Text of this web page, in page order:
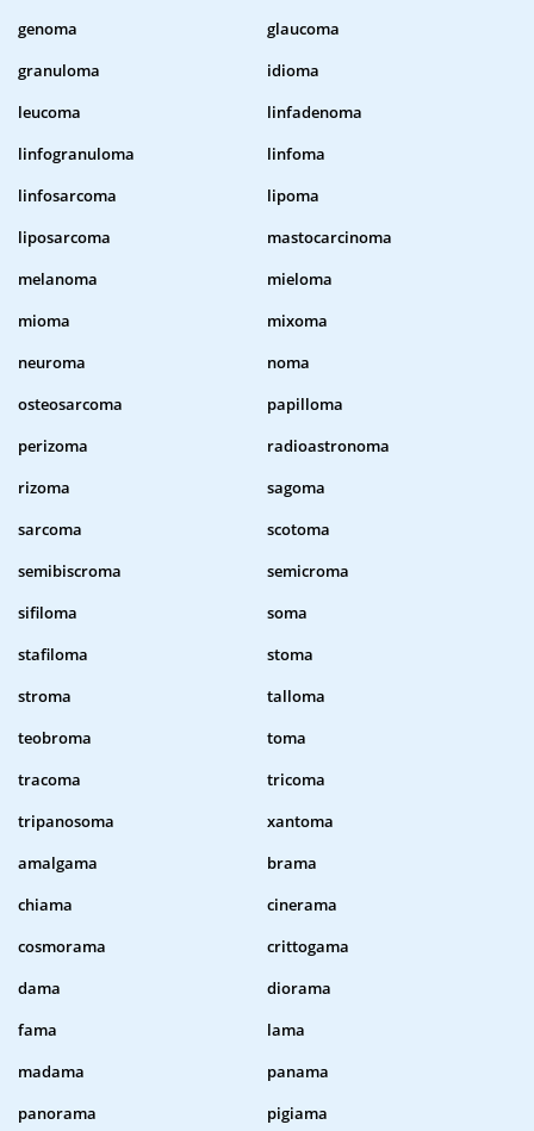
genoma
glaucoma
granuloma
idioma
leucoma
linfadenoma
linfogranuloma
linfoma
linfosarcoma
lipoma
liposarcoma
mastocarcinoma
melanoma
mieloma
mioma
mixoma
neuroma
noma
osteosarcoma
papilloma
perizoma
radioastronoma
rizoma
sagoma
sarcoma
scotoma
semibiscroma
semicroma
sifiloma
soma
stafiloma
stoma
stroma
talloma
teobroma
toma
tracoma
tricoma
tripanosoma
xantoma
amalgama
brama
chiama
cinerama
cosmorama
crittogama
dama
diorama
fama
lama
madama
panama
panorama
pigiama